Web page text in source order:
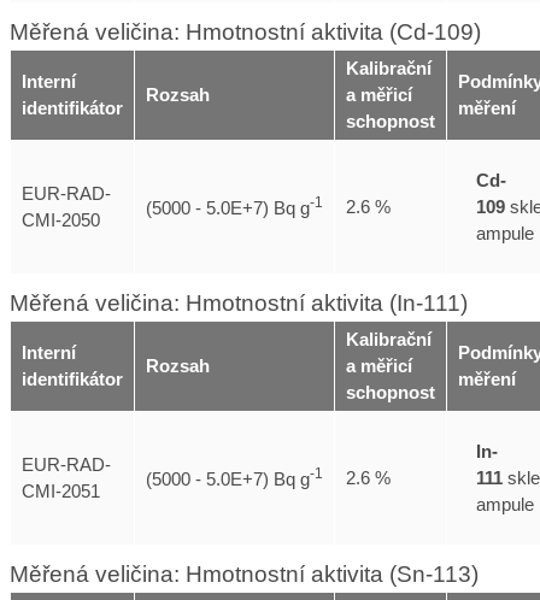
Měřená veličina: Hmotnostní aktivita (Cd-109)
Interní
identifikátor
Rozsah
Kalibrační
a měřicí
schopnost
měření
EUR-RAD-
CMI-2050
(5000 - 5.0E+7) Bq g-1 2.6 %
Cd-
109
ampule
Měřená veličina: Hmotnostní aktivita (In-111)
Interní
identifikátor
Rozsah
Kalibrační
a měřicí
schopnost
měření
EUR-RAD-
CMI-2051
(5000 - 5.0E+7) Bq g-1 2.6 %
In-
111
ampule
Měřená veličina: Hmotnostní aktivita (Sn-113)